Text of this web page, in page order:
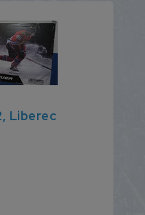
Liberec